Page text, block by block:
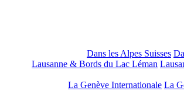
Dans les Alpes Suisses
Lausanne & Bords du Lac Léman
La Genève Internationale La